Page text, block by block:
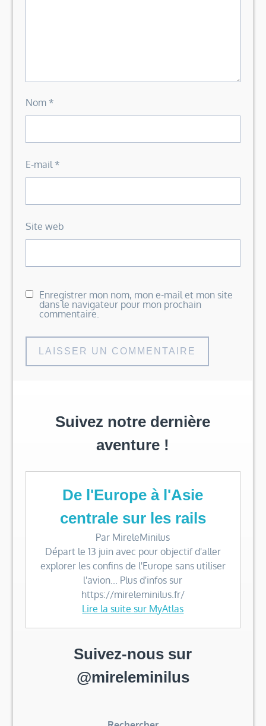
Nom *
E-mail *
Site web
Enregistrer mon nom, mon e-mail et mon site
dans le navigateur pour mon prochain
commentaire.
Suivez notre dernière
aventure !
De l'Europe à l'Asie
centrale sur les rails
Par MireleMinilus
Départ le 13 juin avec pour objectif d'aller
explorer les confins de l'Europe sans utiliser
l'avion... Plus d'infos sur
https://mireleminilus.fr/
Lire la suite sur MyAtlas
Suivez-nous sur
@mireleminilus